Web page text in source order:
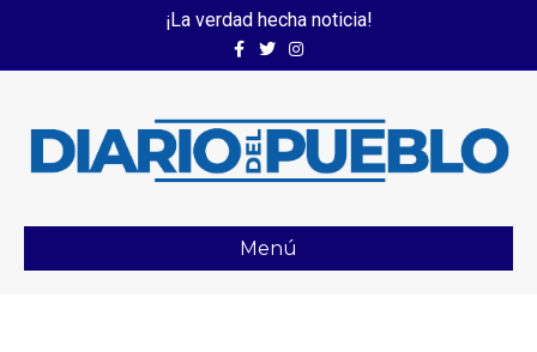
¡La verdad hecha noticia!
FacebookTwitterInstagram
Menú